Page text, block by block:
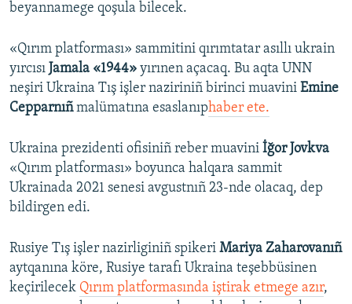
beyannamege qoşula bilecek.
«Qırım platforması» sammitini qırımtatar asıllı ukrain
yırcısı Jamala «1944» yırınen açacaq. Bu aqta UNN
neşiri Ukraina Tış işler naziriniñ birinci muavini Emine
Cepparnıñmalümatına esaslanıphaber ete.
Ukraina prezidenti ofisiniñ reber muavini İğor Jovkva
«Qırım platforması» boyunca halqara sammit
Ukrainada 2021 senesi avgustnıñ 23-nde olacaq, dep
bildirgen edi.
Rusiye Tış işler nazirliginiñ spikeri Mariya Zaharovanıñ
aytqanına köre, Rusiye tarafı Ukraina teşebbüsinen
keçirilecek Qırım platformasında iştirak etmege azır,